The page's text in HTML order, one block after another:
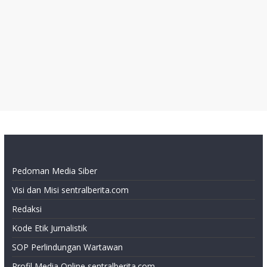
Pedoman Media Siber
Visi dan Misi sentralberita.com
Redaksi
Kode Etik Jurnalistik
SOP Perlindungan Wartawan